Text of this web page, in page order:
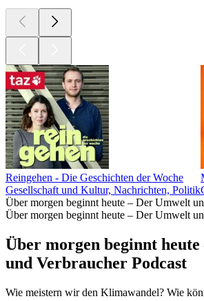
Reingehen - Die Geschichten der Woche
Gesellschaft und Kultur, Nachrichten, Politik
Über morgen beginnt heute – Der Umwelt
Über morgen beginnt heute – Der Umwelt
Über morgen beginnt
und Verbraucher Podcast
Wie meistern wir den Klimawandel? Wie